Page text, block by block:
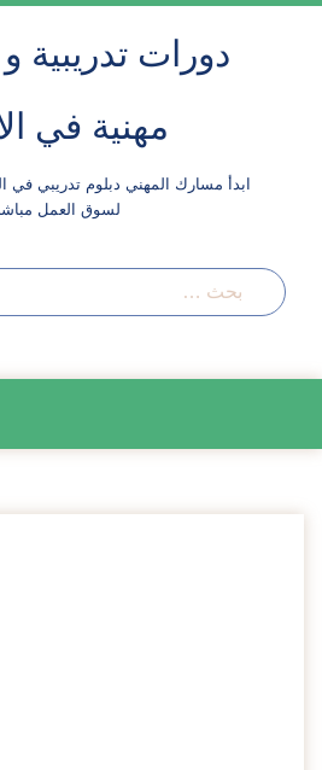
دورات تدريبية
مهنية في
ابدأ مسارك المهني دبلوم تدريبي في
لسوق العمل